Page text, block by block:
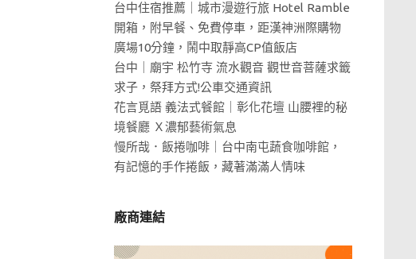
台中住宿推薦｜城市漫遊行旅 Hotel Ramble
開箱，附早餐、免費停車，距漢神洲際購物
廣場10分鐘，鬧中取靜高CP值飯店
台中｜廟宇 松竹寺 流水觀音 觀世音菩薩求籤
求子，祭拜方式!公車交通資訊
花言覓語 義法式餐館｜彰化花壇 山腰裡的秘
境餐廳 Ｘ濃郁藝術氣息
慢所哉．飯捲咖啡｜台中南屯蔬食咖啡館，
有記憶的手作捲飯，藏著滿滿人情味
廠商連結